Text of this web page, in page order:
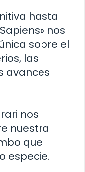
hasta
nos
sobre el
las
avances
nos
nuestra
que
especie.